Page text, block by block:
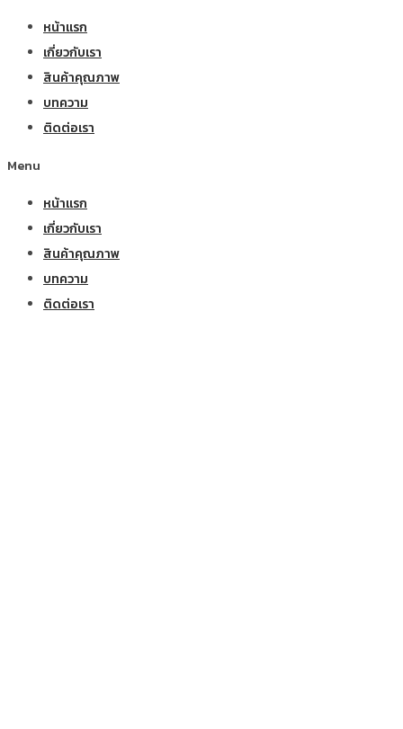
หน้าแรก
เกี่ยวกับเรา
สินค้าคุณภาพ
บทความ
ติดต่อเรา
Menu
หน้าแรก
เกี่ยวกับเรา
สินค้าคุณภาพ
บทความ
ติดต่อเรา